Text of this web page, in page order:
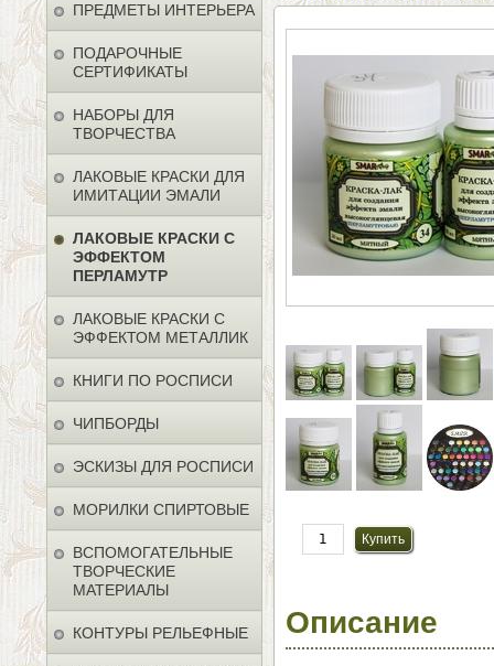
ПРЕДМЕТЫ ИНТЕРЬЕРА
ПОДАРОЧНЫЕ
СЕРТИФИКАТЫ
НАБОРЫ ДЛЯ
ТВОРЧЕСТВА
ЛАКОВЫЕ КРАСКИ ДЛЯ
ИМИТАЦИИ ЭМАЛИ
ЛАКОВЫЕ КРАСКИ С
ЭФФЕКТОМ
ПЕРЛАМУТР
ЛАКОВЫЕ КРАСКИ С
ЭФФЕКТОМ МЕТАЛЛИК
КНИГИ ПО РОСПИСИ
ЧИПБОРДЫ
ЭСКИЗЫ ДЛЯ РОСПИСИ
МОРИЛКИ СПИРТОВЫЕ
ВСПОМОГАТЕЛЬНЫЕ
ТВОРЧЕСКИЕ
МАТЕРИАЛЫ
КОНТУРЫ РЕЛЬЕФНЫЕ Описание